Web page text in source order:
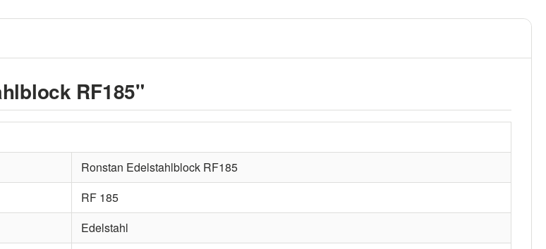
RF185"
Ronstan Edelstahlblock RF185
RF 185
Edelstahl